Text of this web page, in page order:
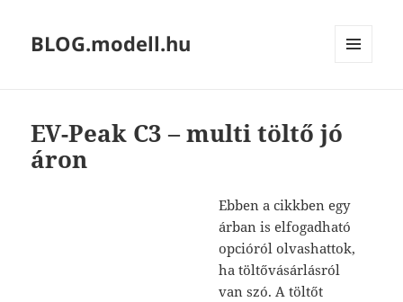
BLOG.modell.hu
EV-Peak C3 – multi töltő jó
áron
Ebben a cikkben egy
árban is elfogadható
opcióról olvashattok,
ha töltővásárlásról
van szó. A töltőt